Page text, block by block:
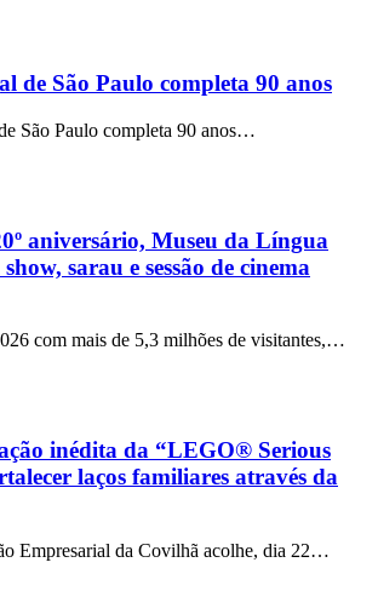
de São Paulo completa 90 anos
São Paulo completa 90 anos…
aniversário, Museu da Língua
sarau e sessão de cinema
com mais de 5,3 milhões de visitantes,…
inédita da “LEGO® Serious
laços familiares através da
Empresarial da Covilhã acolhe, dia 22…